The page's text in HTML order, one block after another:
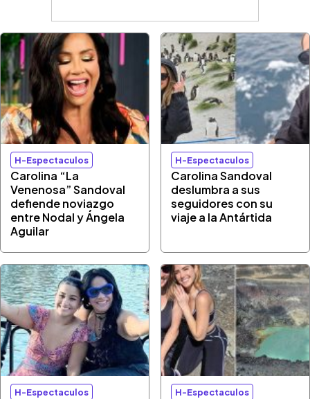
H-Espectaculos
Carolina “La
Venenosa” Sandoval
defiende noviazgo
entre Nodal y Ángela
Aguilar
H-Espectaculos
Carolina Sandoval
deslumbra a sus
seguidores con su
viaje a la Antártida
H-Espectaculos H-Espectaculos